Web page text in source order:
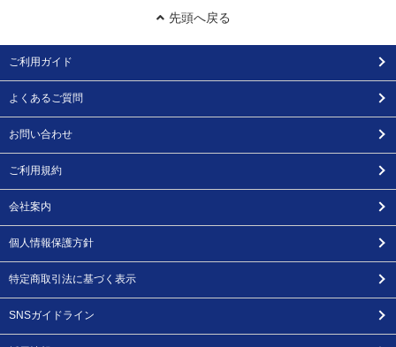
先頭へ戻る
ご利用ガイド
よくあるご質問
お問い合わせ
ご利用規約
会社案内
個人情報保護方針
特定商取引法に基づく表示
SNSガイドライン